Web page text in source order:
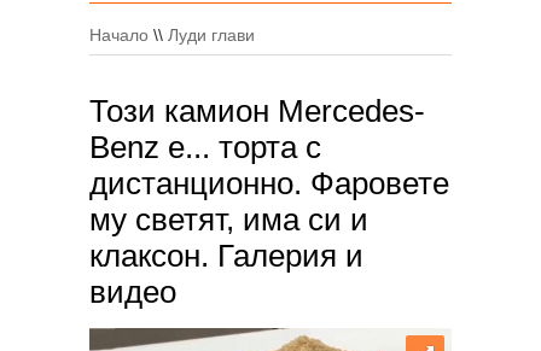
Начало \\ Луди глави
Този камион Mercedes-
Benz е... торта с
дистанционно. Фаровете
му светят, има си и
клаксон. Галерия и
видео